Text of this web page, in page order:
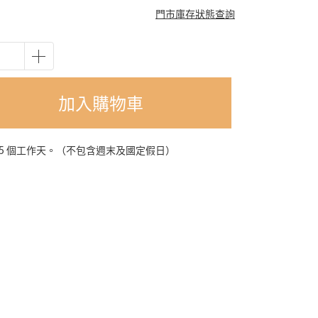
門市庫存狀態查詢
加入購物車
工作天。（不包含週末及國定假日）